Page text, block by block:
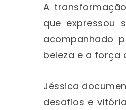
A
que expressou
acompanhado
beleza e a força
Jéssica
desafios e